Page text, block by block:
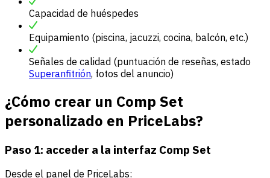
Capacidad de huéspedes
Equipamiento (piscina, jacuzzi, cocina, balcón, etc.)
Señales de calidad (puntuación de reseñas, estado
Superanfitrión, fotos del anuncio)
¿Cómo crear un Comp Set
personalizado en PriceLabs?
Paso 1: acceder a la interfaz Comp Set
Desde el panel de PriceLabs: